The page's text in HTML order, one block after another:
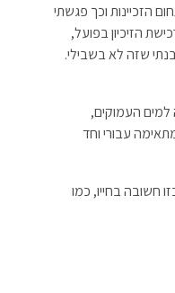
הזכיינות וכך פגשתי
הזיכיון בפועל,
שזה לא בשבילי.
למים העמוקים,
עבורי וחד
חשובה בחייו, כמו